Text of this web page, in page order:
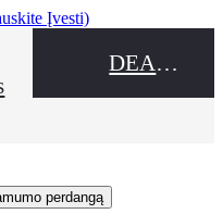
Įvesti)
DEALER NAME
perdangą